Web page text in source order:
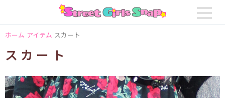
ホーム アイテム スカート
スカート